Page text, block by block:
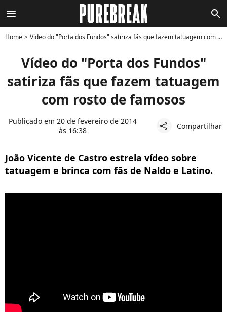
menu search
Home Vídeo do "Porta dos Fundos" satiriza fãs que fazem tatuagem com rosto de famosos
Vídeo do "Porta dos Fundos"
satiriza fãs que fazem tatuagem
com rosto de famosos
Publicado em 20 de fevereiro de 2014
às 16:38
share Compartilhar
João Vicente de Castro estrela vídeo sobre
tatuagem e brinca com fãs de Naldo e Latino.